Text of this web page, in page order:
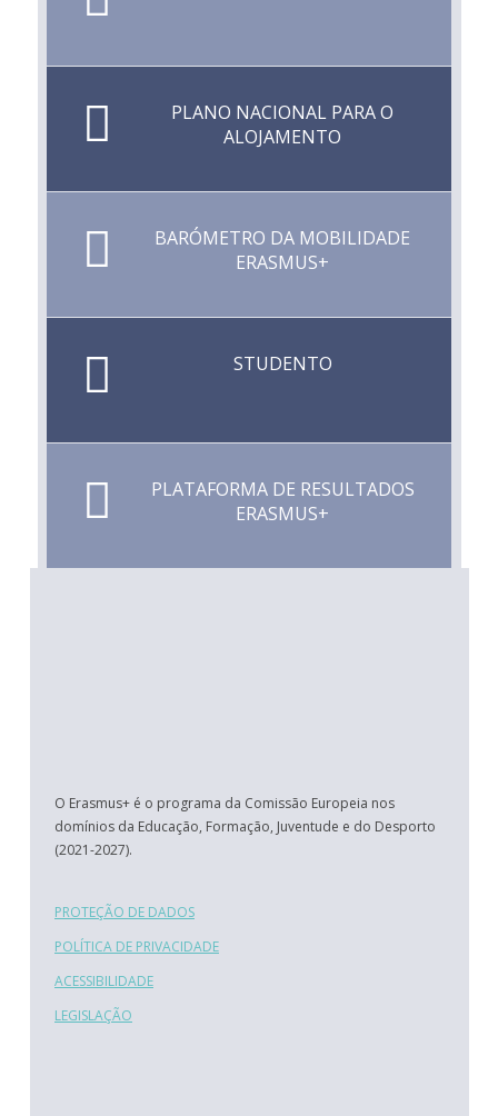
PLANO NACIONAL PARA O
ALOJAMENTO
BARÓMETRO DA MOBILIDADE
ERASMUS+
STUDENTO
PLATAFORMA DE RESULTADOS
ERASMUS+
O Erasmus+ é o programa da Comissão Europeia nos
domínios da Educação, Formação, Juventude e do Desporto
(2021-2027).
PROTEÇÃO DE DADOS
POLÍTICA DE PRIVACIDADE
ACESSIBILIDADE
LEGISLAÇÃO